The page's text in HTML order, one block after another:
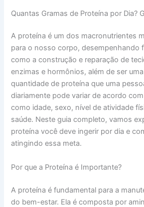
Quantas Gramas de Proteína por Dia?
A proteína é um dos macronutrientes
para o nosso corpo, desempenhando
como a construção e reparação de
enzimas e hormônios, além de ser
quantidade de proteína que uma
diariamente pode variar de acordo
como idade, sexo, nível de atividade
saúde. Neste guia completo, vamos
proteína você deve ingerir por dia e
atingindo essa meta.
Por que a Proteína é Importante?
A proteína é fundamental para a
do bem-estar. Ela é composta por